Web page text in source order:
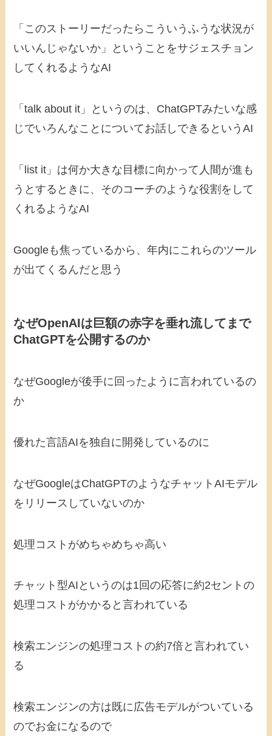
「このストーリーだったらこういうふうな状況が
いいんじゃないか」ということをサジェスチョン
してくれるようなAI
「talk about it」というのは、ChatGPTみたいな感
じでいろんなことについてお話しできるというAI
「list it」は何か大きな目標に向かって人間が進も
うとするときに、そのコーチのような役割をして
くれるようなAI
Googleも焦っているから、年内にこれらのツール
が出てくるんだと思う
なぜOpenAIは巨額の赤字を垂れ流してまで
ChatGPTを公開するのか
なぜGoogleが後手に回ったように言われているの
か
優れた言語AIを独自に開発しているのに
なぜGoogleはChatGPTのようなチャットAIモデル
をリリースしていないのか
処理コストがめちゃめちゃ高い
チャット型AIというのは1回の応答に約2セントの
処理コストがかかると言われている
検索エンジンの処理コストの約7倍と言われてい
る
検索エンジンの方は既に広告モデルがついている
のでお金になるので